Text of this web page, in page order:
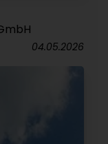
04.05.2026